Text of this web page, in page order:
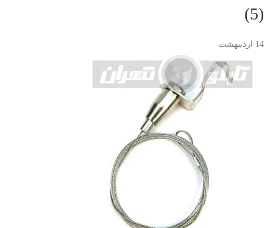
(5)
14 اردیبهشت